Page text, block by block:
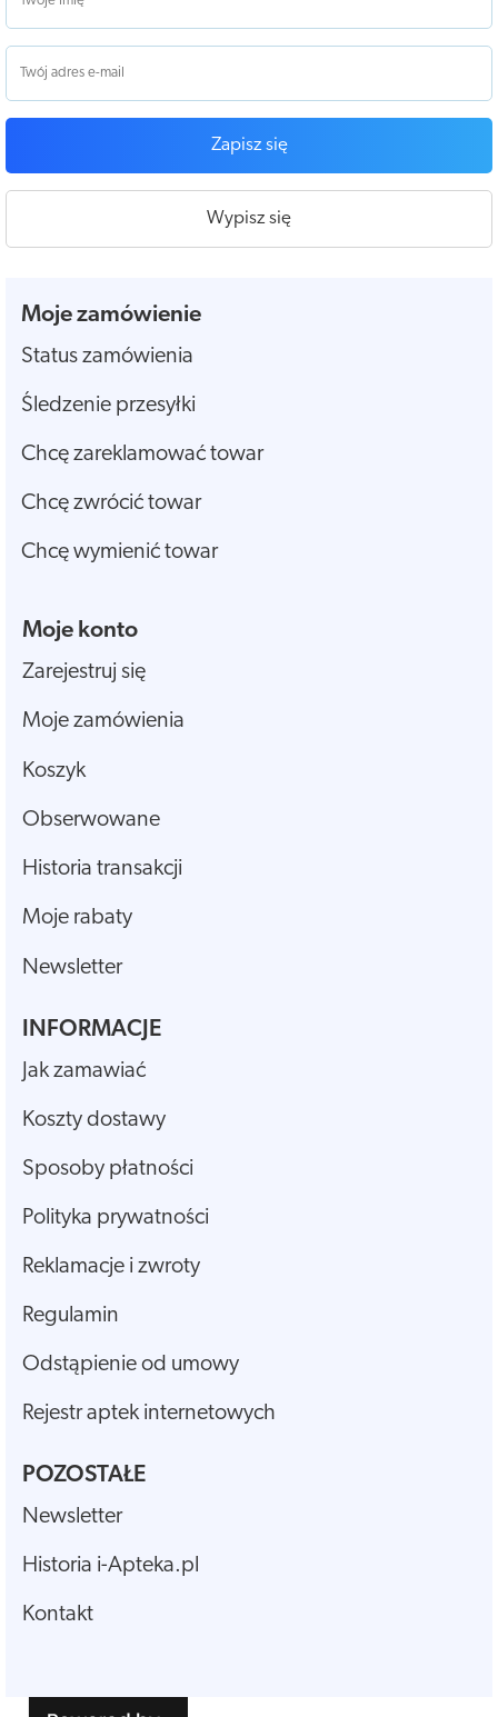
Zapisz się
Wypisz się
Moje zamówienie
Status zamówienia
Śledzenie przesyłki
Chcę zareklamować towar
Chcę zwrócić towar
Chcę wymienić towar
Moje konto
Zarejestruj się
Moje zamówienia
Koszyk
Obserwowane
Historia transakcji
Moje rabaty
Newsletter
INFORMACJE
Jak zamawiać
Koszty dostawy
Sposoby płatności
Polityka prywatności
Reklamacje i zwroty
Regulamin
Odstąpienie od umowy
Rejestr aptek internetowych
POZOSTAŁE
Newsletter
Historia i-Apteka.pl
Kontakt